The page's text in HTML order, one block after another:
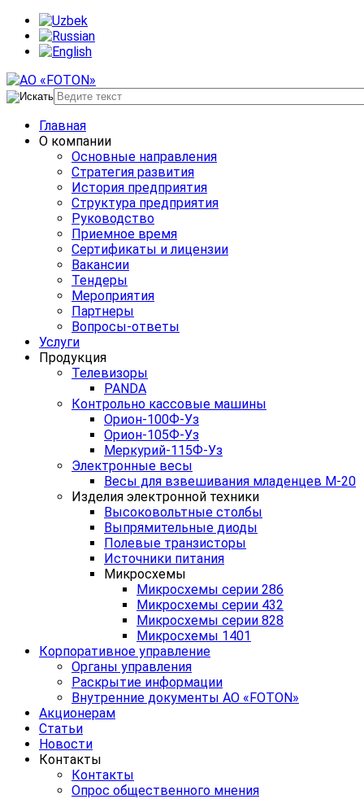
Главная
О компании
Основные направления
Стратегия развития
История предприятия
Структура предприятия
Руководство
Приемное время
Сертификаты и лицензии
Вакансии
Тендеры
Мероприятия
Партнеры
Вопросы-ответы
Услуги
Продукция
Телевизоры
PANDA
Контрольно кассовые машины
Орион-100Ф-Уз
Орион-105Ф-Уз
Меркурий-115Ф-Уз
Электронные весы
Весы для взвешивания младенцев М-20
Изделия электронной техники
Высоковольтные столбы
Выпрямительные диоды
Полевые транзисторы
Источники питания
Микросхемы
Микросхемы серии 286
Микросхемы серии 432
Микросхемы серии 828
Микросхемы 1401
Корпоративное управление
Органы управления
Раскрытие информации
Внутренние документы АО «FOTON»
Акционерам
Статьи
Новости
Контакты
Контакты
Опрос общественного мнения